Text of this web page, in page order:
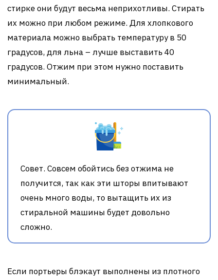
стирке они будут весьма неприхотливы. Стирать
их можно при любом режиме. Для хлопкового
материала можно выбрать температуру в 50
градусов, для льна – лучше выставить 40
градусов. Отжим при этом нужно поставить
минимальный.
Совет. Совсем обойтись без отжима не
получится, так как эти шторы впитывают
очень много воды, то вытащить их из
стиральной машины будет довольно
сложно.
Если портьеры блэкаут выполнены из плотного